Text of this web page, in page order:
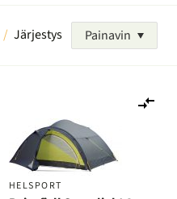
Järjestys Painavin
HELSPORT